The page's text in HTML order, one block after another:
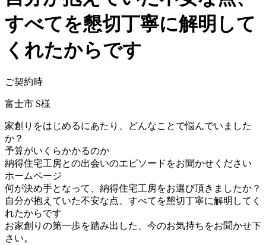
すべてを懇切丁寧に解明して
くれたからです
ご契約時
富士市 S様
家創りをはじめるにあたり、どんなことで悩んでいました
か？
予算がいくらかかるのか
納得住宅工房との出会いのエピソードをお聞かせください
ホームページ
何が決め手となって、納得住宅工房をお選び頂きましたか？
自分が抱えていた不安な点、すべてを懇切丁寧に解明してく
れたからです
お家創りの第一歩を踏み出した、今のお気持ちをお聞かせ下
さい。